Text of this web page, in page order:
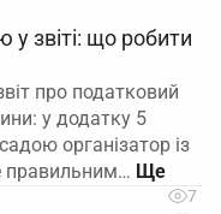
звіті: що робити
про податковий
у додатку 5
організатор із
правильним…
7